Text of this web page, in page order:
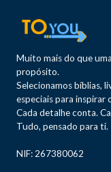
Muito mais do que
propósito.
Selecionamos bíblias,
especiais para inspirar
Cada detalhe conta.
Tudo, pensado para ti.
NIF: 267380062